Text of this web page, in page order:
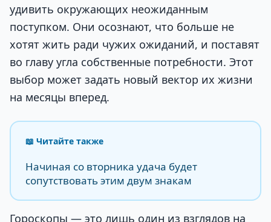
удивить окружающих неожиданным
поступком. Они осознают, что больше не
хотят жить ради чужих ожиданий, и поставят
во главу угла собственные потребности. Этот
выбор может задать новый вектор их жизни
на месяцы вперед.
📖 Читайте также
Начиная со вторника удача будет
сопутствовать этим двум знакам
Гороскопы — это лишь один из взглядов на